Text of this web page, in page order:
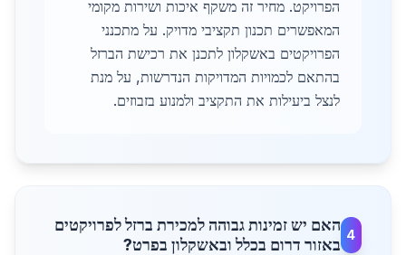
הפרויקט. מחיר זה משקף איכות ושירות מקומי
המאפשרים תכנון תקציבי מדויק. על מתכנני
הפרויקטים באשקלון לתכנן את רכישת הברזל
בהתאם לכמויות המדויקות הנדרשות, על מנת
לנצל ביעילות את התקציב ולמנוע בזבוזים.
4
האם יש זמינות גבוהה למכירת ברזל לפרויקטים
באזור דרום בכלל ובאשקלון בפרט?